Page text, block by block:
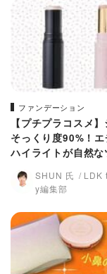
ファンデーション
【プチプラコスメ
そっくり度90%！
ハイライトが自然な
SHUN 氏
LDK
y編集部